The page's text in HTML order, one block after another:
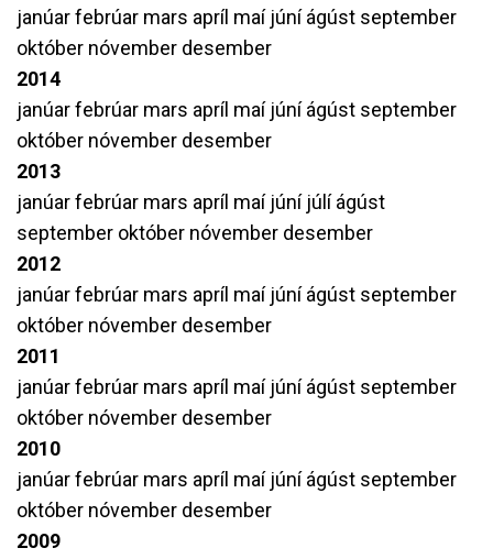
janúarfebrúar mars apríl maí júníágúst september
október nóvember desember
2014
janúarfebrúar mars apríl maí júníágúst september
október nóvember desember
2013
janúarfebrúar mars apríl maí júní júlíágúst
september október nóvember desember
2012
janúarfebrúar mars apríl maí júníágúst september
október nóvember desember
2011
janúarfebrúar mars apríl maí júníágúst september
október nóvember desember
2010
janúarfebrúar mars apríl maí júníágúst september
október nóvember desember
2009